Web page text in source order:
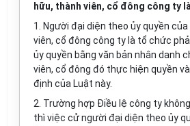
hữu, thành viên, cổ đông công ty là
1. Người đại diện theo ủy quyền
viên, cổ đông công ty là tổ chức
ủy quyền bằng văn bản nhân danh
viên, cổ đông đó thực hiện quyền
định của Luật này.
2. Trường hợp Điều lệ công ty
thì việc cử người đại diện theo ủy